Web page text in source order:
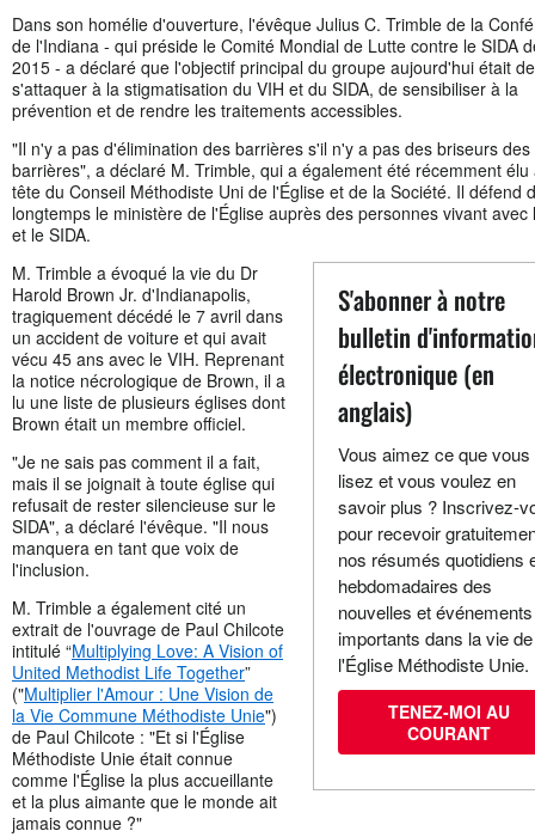
Dans son homélie d'ouverture, l'évêque Julius C. Trimble de la
de l'Indiana - qui préside le Comité Mondial de Lutte contre le SIDA
2015 - a déclaré que l'objectif principal du groupe aujourd'hui était de
s'attaquer à la stigmatisation du VIH et du SIDA, de sensibiliser à la
prévention et de rendre les traitements accessibles.
"Il n'y a pas d'élimination des barrières s'il n'y a pas des briseurs des
barrières", a déclaré M. Trimble, qui a également été récemment élu
tête du Conseil Méthodiste Uni de l'Église et de la Société. Il défend
longtemps le ministère de l'Église auprès des personnes vivant avec
et le SIDA.
S'abonner à notre
bulletin
électronique (en
anglais)
Vous aimez ce que vous
lisez et vous voulez en
savoir plus ? Inscrivez-
pour recevoir
nos résumés quotidiens
hebdomadaires des
nouvelles et événements
importants dans la vie de
l'Église Méthodiste Unie.
TENEZ-MOI AU
COURANT
M. Trimble a évoqué la vie du Dr
Harold Brown Jr. d'Indianapolis,
tragiquement décédé le 7 avril dans
un accident de voiture et qui avait
vécu 45 ans avec le VIH. Reprenant
la notice nécrologique de Brown, il a
lu une liste de plusieurs églises dont
Brown était un membre officiel.
"Je ne sais pas comment il a fait,
mais il se joignait à toute église qui
refusait de rester silencieuse sur le
SIDA", a déclaré l'évêque. "Il nous
manquera en tant que voix de
l'inclusion.
M. Trimble a également cité un
extrait de l'ouvrage de Paul Chilcote
intitulé “Multiplying Love: A Vision of
United Methodist Life Together”
("Multiplier l'Amour : Une Vision de
la Vie Commune Méthodiste Unie")
de Paul Chilcote : "Et si l'Église
Méthodiste Unie était connue
comme l'Église la plus accueillante
et la plus aimante que le monde ait
jamais connue ?"